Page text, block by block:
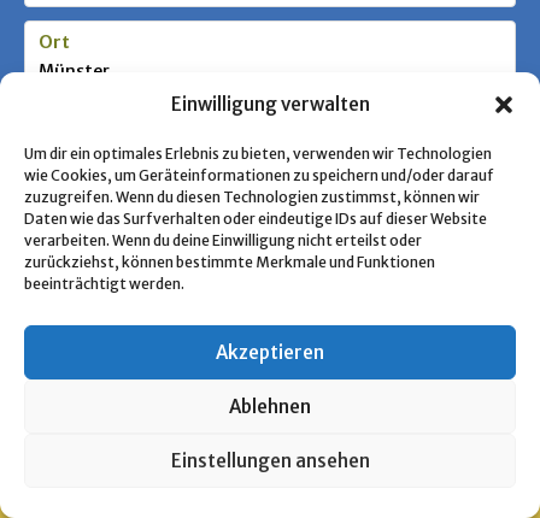
Einwilligung verwalten
Um dir ein optimales Erlebnis zu bieten, verwenden wir Technologien
wie Cookies, um Geräteinformationen zu speichern und/oder darauf
zuzugreifen. Wenn du diesen Technologien zustimmst, können wir
Daten wie das Surfverhalten oder eindeutige IDs auf dieser Website
verarbeiten. Wenn du deine Einwilligung nicht erteilst oder
zurückziehst, können bestimmte Merkmale und Funktionen
beeinträchtigt werden.
Akzeptieren
Ablehnen
Einstellungen ansehen
Ort
Münster
Schlagworte
Jugenderziehung
« Zurück zur Übersicht
Copyright © 2026 Pfadfinden Archiv